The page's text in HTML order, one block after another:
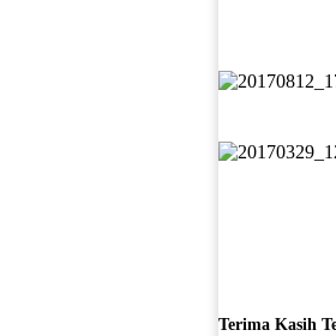
Terima Kasih